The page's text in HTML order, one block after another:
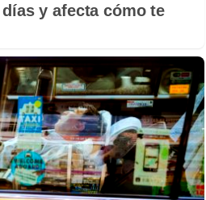
y afecta cómo te